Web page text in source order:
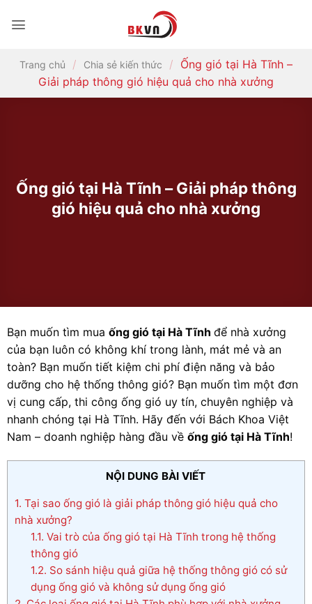
qua
dungTrang chủ / Chia sẻ kiến thức / Ống gió tại Hà Tĩnh –
Giải pháp thông gió hiệu quả cho nhà xưởng
Ống gió tại Hà Tĩnh – Giải pháp thông
gió hiệu quả cho nhà xưởng
Bạn muốn tìm mua ống gió tại Hà Tĩnh để nhà xưởng
của bạn luôn có không khí trong lành, mát mẻ và an
toàn? Bạn muốn tiết kiệm chi phí điện năng và bảo
dưỡng cho hệ thống thông gió? Bạn muốn tìm một đơn
vị cung cấp, thi công ống gió uy tín, chuyên nghiệp và
nhanh chóng tại Hà Tĩnh. Hãy đến với Bách Khoa Việt
Nam – doanh nghiệp hàng đầu về ống gió tại Hà Tĩnh!
NỘI DUNG BÀI VIẾT
1. Tại sao ống gió là giải pháp thông gió hiệu quả cho
nhà xưởng?
1.1. Vai trò của ống gió tại Hà Tĩnh trong hệ thống
thông gió
1.2. So sánh hiệu quả giữa hệ thống thông gió có sử
dụng ống gió và không sử dụng ống gió